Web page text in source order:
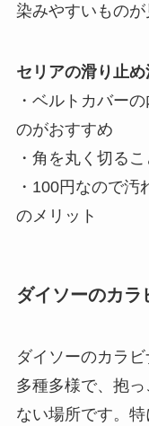
染みやすいものが
セリアの滑り止め
・ベルトカバー
のがおすすめ
・角を丸く切る
・100円なので
のメリット
ダイソーのカ
ダイソーのカラ
多種多様で、抱
ない場所です。